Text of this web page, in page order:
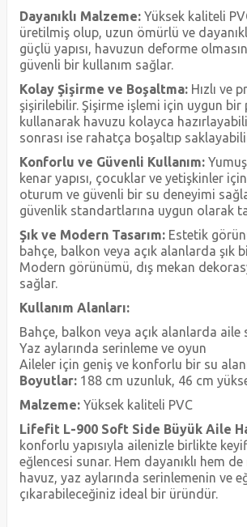
Dayanıklı Malzeme:Yüksek kaliteli
üretilmiş olup, uzun ömürlü ve
güçlü yapısı, havuzun deforme
güvenli bir kullanım sağlar.
Kolay Şişirme ve Boşaltma:Hızlı ve
şişirilebilir. Şişirme işlemi için uygun bir
kullanarak havuzu kolayca
sonrası ise rahatça boşaltıp
Konforlu ve Güvenli Kullanım:
kenar yapısı, çocuklar ve yetişkinler
oturum ve güvenli bir su deneyimi
güvenlik standartlarına uygun olarak
Şık ve Modern Tasarım:Estetik
bahçe, balkon veya açık alanlarda şık
Modern görünümü, dış mekan
sağlar.
Kullanım Alanları:
Bahçe, balkon veya açık alanlarda aile
Yaz aylarında serinleme ve oyun
Aileler için geniş ve konforlu bir su
Boyutlar:188 cm uzunluk, 46 cm
Malzeme:Yüksek kaliteli PVC
Lifefit L-900 Soft Side Büyük Aile
konforlu yapısıyla ailenizle birlikte
eğlencesi sunar. Hem dayanıklı hem
havuz, yaz aylarında serinlemenin ve
çıkarabileceğiniz ideal bir üründür.